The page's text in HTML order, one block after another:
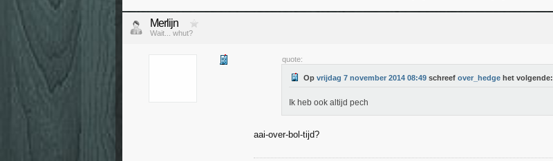
Merlijn
Wait... whut?
quote:
Op vrijdag 7 november 2014 08:49 schreef over_hedge het volgende:
Ik heb ook altijd pech
aai-over-bol-tijd?